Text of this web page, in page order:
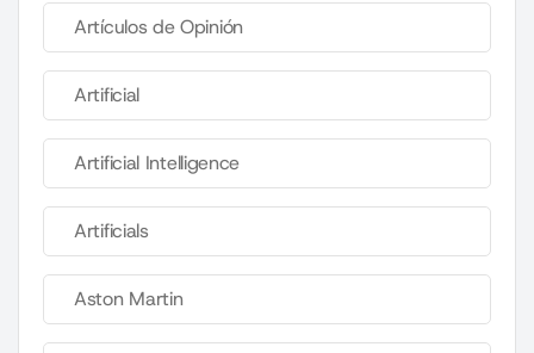
Artículos de Opinión
Artificial
Artificial Intelligence
Artificials
Aston Martin